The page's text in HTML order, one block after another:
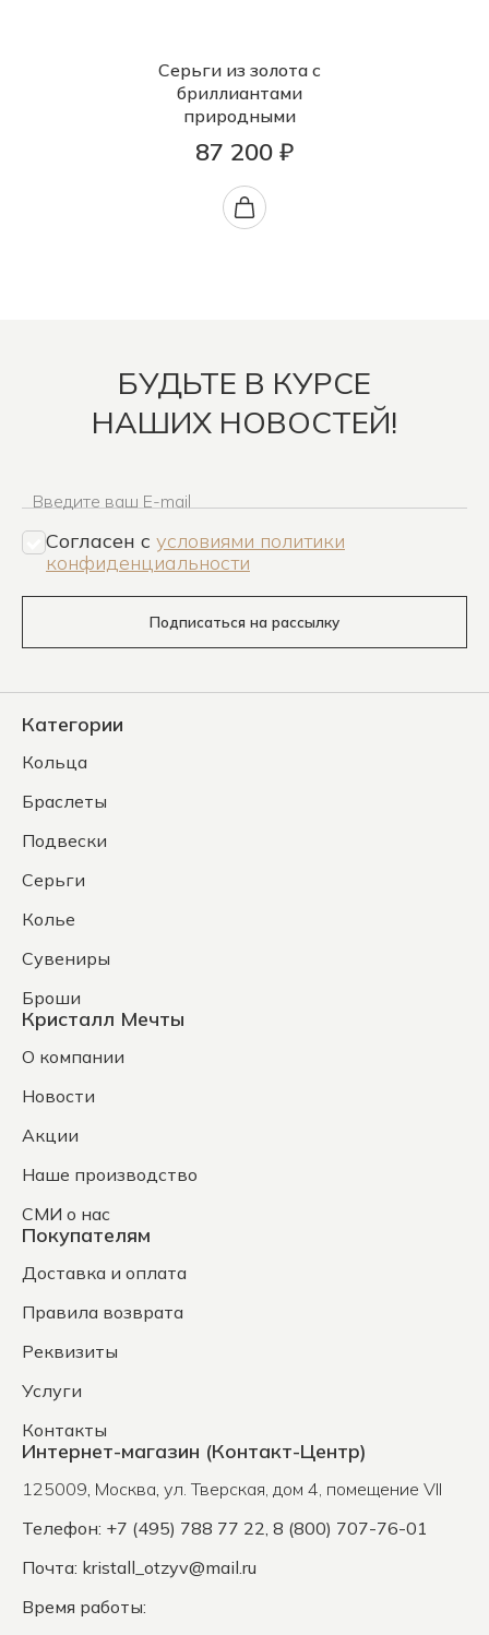
Серьги из золота с
бриллиантами
природными
87 200 ₽
БУДЬТЕ В КУРСЕ
НАШИХ НОВОСТЕЙ!
Введите ваш E-mail
Согласен c условиями политики
конфиденциальности
Подписаться на рассылку
Категории
Кольца
Браслеты
Подвески
Серьги
Колье
Сувениры
Броши
Кристалл Мечты
О компании
Новости
Акции
Наше производство
СМИ о нас
Покупателям
Доставка и оплата
Правила возврата
Реквизиты
Услуги
Контакты
Интернет-магазин (Контакт-Центр)
125009, Москва, ул. Тверская, дом 4, помещение VII
Телефон: +7 (495) 788 77 22, 8 (800) 707-76-01
Почта: kristall_otzyv@mail.ru
Время работы: